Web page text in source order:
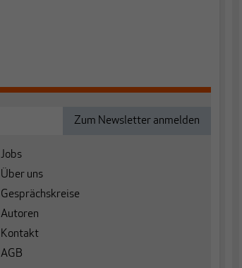
Jobs
Über uns
Gesprächskreise
Autoren
Kontakt
AGB